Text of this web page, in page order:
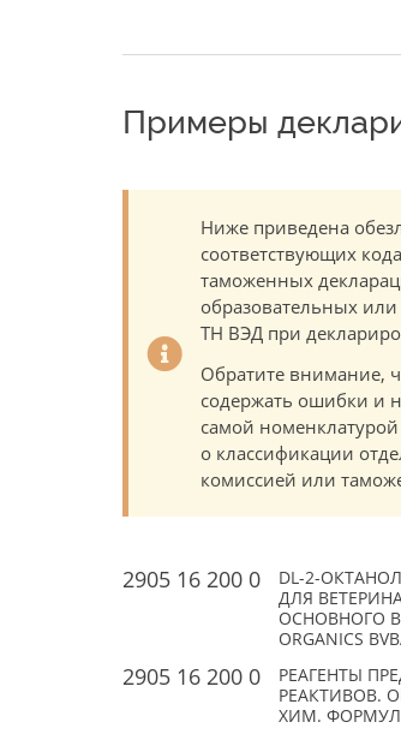
Примеры
Ниже приведена
соответствующих
таможенных
образовательных или
ТН ВЭД при
Обратите внимание,
содержать ошибки и
самой
о классификации
комиссией или
2905 16 200 0
DL-2-
ДЛЯ
ОСНОВНОГО
ORGANICS
2905 16 200 0
РЕАГЕНТЫ
РЕАКТИВОВ.
ХИМ. ФОРМУЛА